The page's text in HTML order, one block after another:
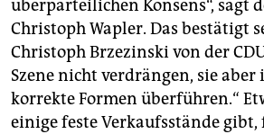
überparteilichen Konsens“, sagt
Christoph Wapler. Das bestätigt
Christoph Brzezinski von der
Szene nicht verdrängen, sie
korrekte Formen überführen.“
einige feste Verkaufsstände